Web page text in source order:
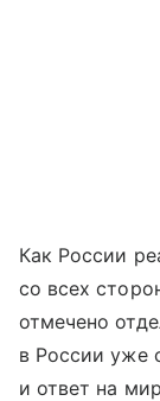
Как России
со всех
отмечено
в России уже
и ответ на